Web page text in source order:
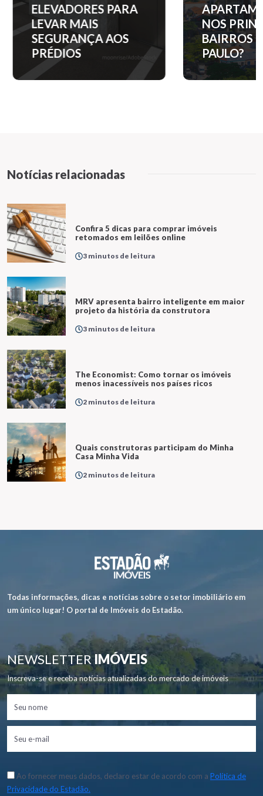
ELEVADORES PARA
LEVAR MAIS
SEGURANÇA AOS
PRÉDIOS
NOS
BAIRROS
PAULO?
Notícias relacionadas
Confira 5 dicas para comprar imóveis
retomados em leilões online
3 minutos de leitura
MRV apresenta bairro inteligente em maior
projeto da história da construtora
3 minutos de leitura
The Economist: Como tornar os imóveis
menos inacessíveis nos países ricos
2 minutos de leitura
Quais construtoras participam do Minha
Casa Minha Vida
2 minutos de leitura
Todas informações, dicas e notícias sobre o setor imobiliário em
um único lugar! O portal de Imóveis do Estadão.
NEWSLETTERIMÓVEIS
Inscreva-se e receba notícias atualizadas do mercado de imóveis
Ao fornecer meus dados, declaro estar de acordo com a Política de
Privacidade do Estadão.